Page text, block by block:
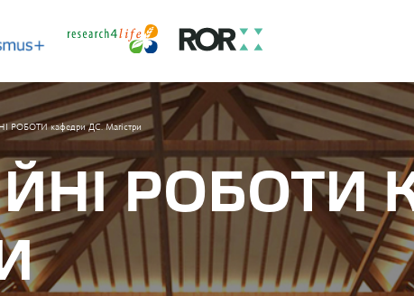
РОБОТИ кафедри ДС. Магістри
РОБОТИ